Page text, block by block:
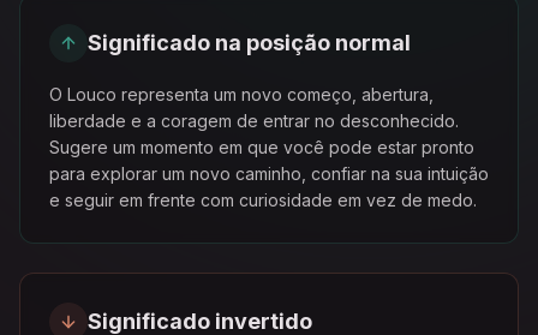
Significado na posição normal
O Louco representa um novo começo, abertura,
liberdade e a coragem de entrar no desconhecido.
Sugere um momento em que você pode estar pronto
para explorar um novo caminho, confiar na sua intuição
e seguir em frente com curiosidade em vez de medo.
Significado invertido